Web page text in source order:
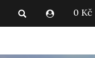
0 Kč